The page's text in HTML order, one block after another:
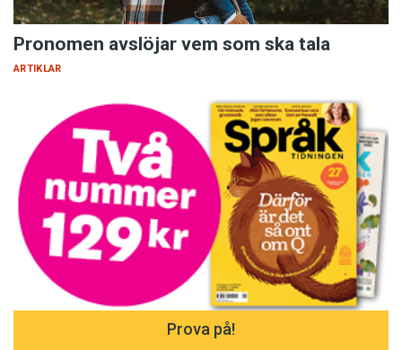
Pronomen avslöjar vem som ska tala
ARTIKLAR
Prova på!